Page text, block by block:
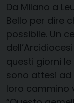
Da Milano a
Bello per dire
possibile. Un
questi giorni
sono attesi ad
loro cammino